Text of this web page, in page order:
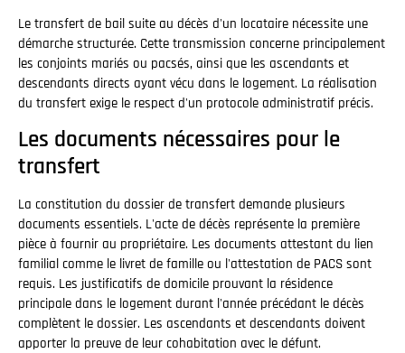
Le transfert de bail suite au décès d'un locataire nécessite une
démarche structurée. Cette transmission concerne principalement
les conjoints mariés ou pacsés, ainsi que les ascendants et
descendants directs ayant vécu dans le logement. La réalisation
du transfert exige le respect d'un protocole administratif précis.
Les documents nécessaires pour le
transfert
La constitution du dossier de transfert demande plusieurs
documents essentiels. L'acte de décès représente la première
pièce à fournir au propriétaire. Les documents attestant du lien
familial comme le livret de famille ou l'attestation de PACS sont
requis. Les justificatifs de domicile prouvant la résidence
principale dans le logement durant l'année précédant le décès
complètent le dossier. Les ascendants et descendants doivent
apporter la preuve de leur cohabitation avec le défunt.